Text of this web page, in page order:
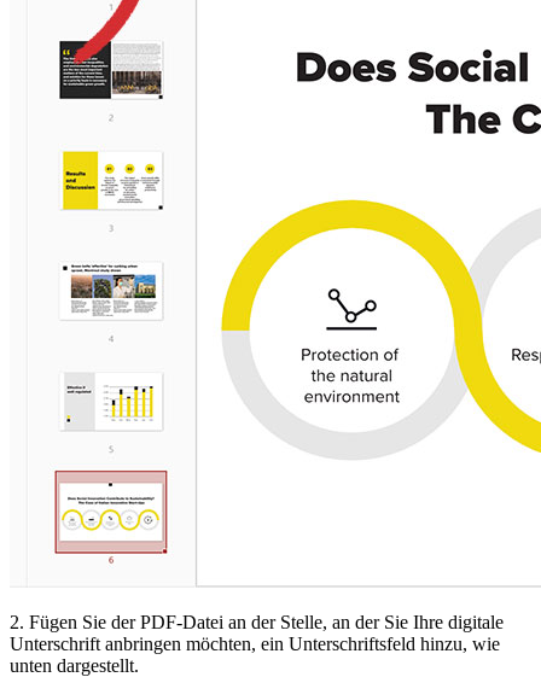
2. Fügen Sie der PDF-Datei an der Stelle, an der Sie Ihre digitale
Unterschrift anbringen möchten, ein Unterschriftsfeld hinzu, wie
unten dargestellt.